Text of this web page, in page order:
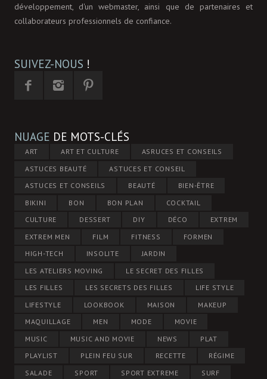
développement, d'un webmaster, ainsi que de partenaires et
collaborateurs professionnels de confiance.
SUIVEZ-NOUS !
NUAGE DE MOTS-CLÉS
ART ART ET CULTURE
ASRUCES ET CONSEILS
ASTUCES BEAUTÉ
ASTUCES ET CONSEIL
ASTUCES ET CONSEILS
BEAUTÉ
BIEN-ÊTRE
BIKINI
BON BON PLAN
COCKTAIL
CULTURE
DESSERT DIY DÉCO
EXTREM
EXTREM MEN
FILM FITNESS
FORMEN
HIGH-TECH
INSOLITE
JARDIN
LES ATELIERS MOVING
LE SECRET DES FILLES
LES FILLES
LES SECRETS DES FILLES
LIFE STYLE
LIFESTYLE
LOOKBOOK MAISON
MAKEUP
MAQUILLAGE
MEN MODE
MOVIE
MUSIC
MUSIC AND MOVIE NEWS
PLAT
PLAYLIST
PLEIN FEU SUR RECETTE
RÉGIME
SALADE
SPORT SPORT EXTREME SURF